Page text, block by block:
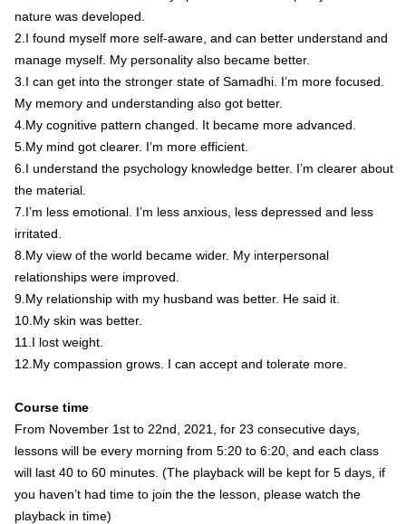
nature was developed.
2.I found myself more self-aware, and can better understand and
manage myself. My personality also became better.
3.I can get into the stronger state of Samadhi. I’m more focused.
My memory and understanding also got better.
4.My cognitive pattern changed. It became more advanced.
5.My mind got clearer. I’m more efficient.
6.I understand the psychology knowledge better. I’m clearer about
the material.
7.I’m less emotional. I’m less anxious, less depressed and less
irritated.
8.My view of the world became wider. My interpersonal
relationships were improved.
9.My relationship with my husband was better. He said it.
10.My skin was better.
11.I lost weight.
12.My compassion grows. I can accept and tolerate more.
Course time
From November 1st to 22nd, 2021, for 23 consecutive days,
lessons will be every morning from 5:20 to 6:20, and each class
will last 40 to 60 minutes. (The playback will be kept for 5 days, if
you haven’t had time to join the the lesson, please watch the
playback in time)